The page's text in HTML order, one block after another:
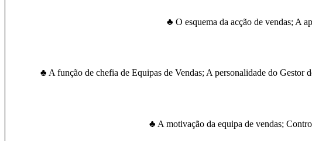
♣ O esquema da acção de vendas; A
♣ A função de chefia de Equipas de Vendas; A personalidade do Gestor
♣ A motivação da equipa de vendas;